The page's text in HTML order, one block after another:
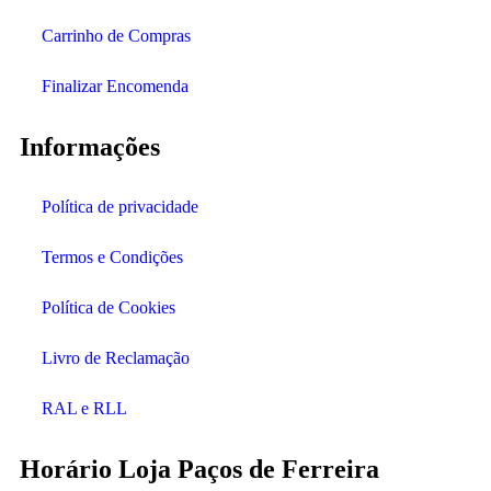
Carrinho de Compras
Finalizar Encomenda
Informações
Política de privacidade
Termos e Condições
Política de Cookies
Livro de Reclamação
RAL e RLL
Horário Loja Paços de Ferreira